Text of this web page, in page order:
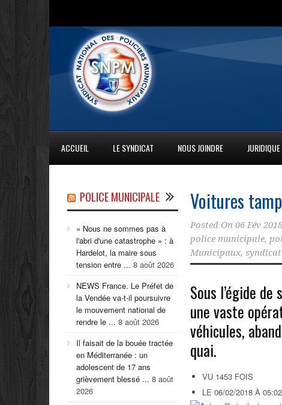
ACCUEIL LE SYNDICAT NOUS JOINDRE JURIDIQUE
Voitures
Posted On 06 Fév 2018
police municipale,
Municipaux, syndicat
Sous l’égide
une vaste
véhicules,
quai.
VU 1453 FOIS
LE 06/02/2018 À 05:02
POLICE MUNICIPALE
« Nous ne sommes pas à
l'abri d'une catastrophe » : à
Hardelot, la maire sous
tension entre ... 8 août 2026
NEWS France. Le Préfet de
la Vendée va-t-il poursuivre
le mouvement national de
rendre le ... 8 août 2026
Il faisait de la bouée tractée
en Méditerranée : un
adolescent de 17 ans
grièvement blessé ... 8 août
2026